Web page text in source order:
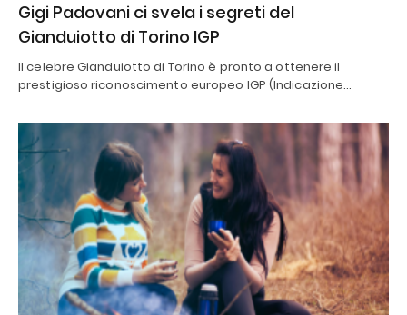
Gigi Padovani ci svela i segreti del
Gianduiotto di Torino IGP
Il celebre Gianduiotto di Torino è pronto a ottenere il
prestigioso riconoscimento europeo IGP (Indicazione…